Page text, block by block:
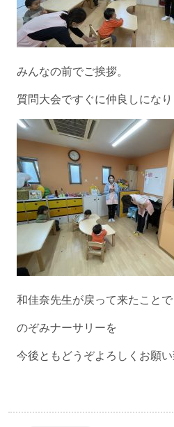
みんなの前でご挨拶。
質問大会ですぐに仲良しになり
和佳奈先生が戻って来たこと
のぞみナーサリーを
今後ともどうぞよろしくお願い